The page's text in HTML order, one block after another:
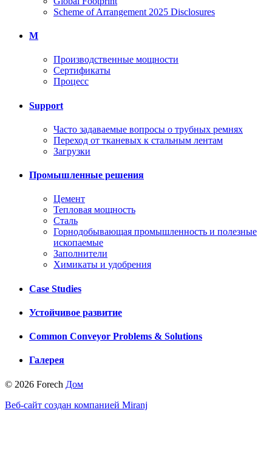
Scheme of Arrangement 2025 Disclosures
M
Производственные мощности
Сертификаты
Процесс
Support
Часто задаваемые вопросы о трубных ремнях
Переход от тканевых к стальным лентам
Загрузки
Промышленные решения
Цемент
Тепловая мощность
Сталь
Горнодобывающая промышленность и полезные
ископаемые
Заполнители
Химикаты и удобрения
Case Studies
Устойчивое развитие
Common Conveyor Problems & Solutions
Галерея
© 2026 Forech Дом
Веб-сайт создан компанией Miranj